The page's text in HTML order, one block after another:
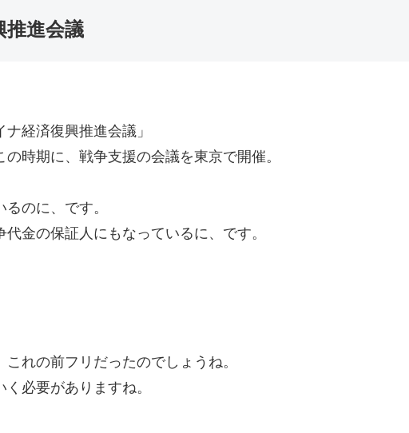
推進会議
経済復興推進会議」
時期に、戦争支援の会議を東京で開催。
のに、です。
金の保証人にもなっているに、です。
れの前フリだったのでしょうね。
必要がありますね。